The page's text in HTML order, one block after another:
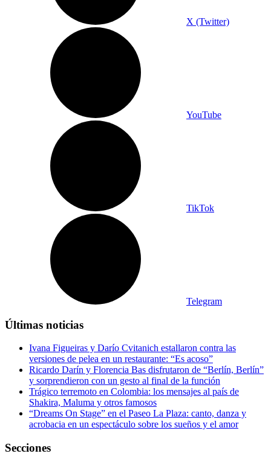
X (Twitter)
YouTube
TikTok
Telegram
Últimas noticias
Ivana Figueiras y Darío Cvitanich estallaron contra las
versiones de pelea en un restaurante: “Es acoso”
Ricardo Darín y Florencia Bas disfrutaron de “Berlín, Berlín”
y sorprendieron con un gesto al final de la función
Trágico terremoto en Colombia: los mensajes al país de
Shakira, Maluma y otros famosos
“Dreams On Stage” en el Paseo La Plaza: canto, danza y
acrobacia en un espectáculo sobre los sueños y el amor
Secciones